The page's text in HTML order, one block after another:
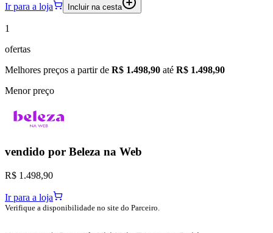
Ir para a loja Incluir na cesta
1
ofertas
Melhores preços a partir de R$ 1.498,90 até R$ 1.498,90
Menor preço
vendido por Beleza na Web
R$ 1.498,90
Ir para a loja
Verifique a disponibilidade no site do Parceiro.